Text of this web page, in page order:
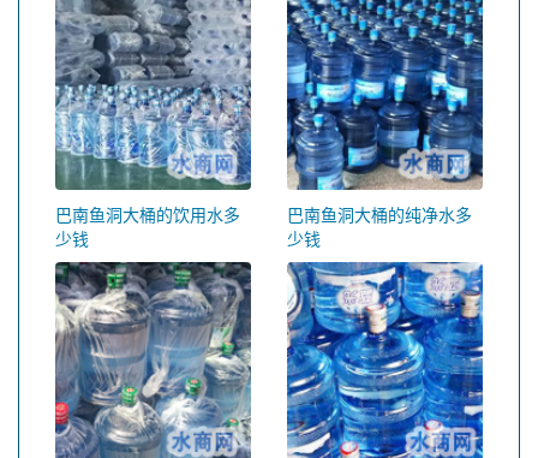
巴南鱼洞大桶的饮用水多
少钱
巴南鱼洞大桶的纯净水多
少钱